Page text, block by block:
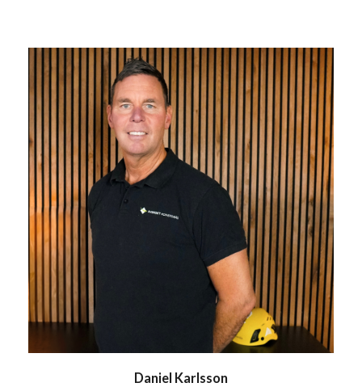
Daniel Karlsson